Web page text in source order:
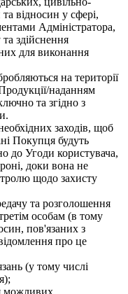
відносин у сфері,
Адміністратора,
здійснення
для виконання
на території
наданням
та згідно з
заходів, щоб
Покупця будуть
до Угоди користувача,
доки вона не
щодо захисту
та розголошення
особам (в тому
пов'язаних з
про це
(у тому числі